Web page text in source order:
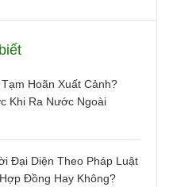
Hoãn Xuất Cảnh?
Khi Ra Nước Ngoài
Đại Diện Theo Pháp Luật
Đồng Hay Không?